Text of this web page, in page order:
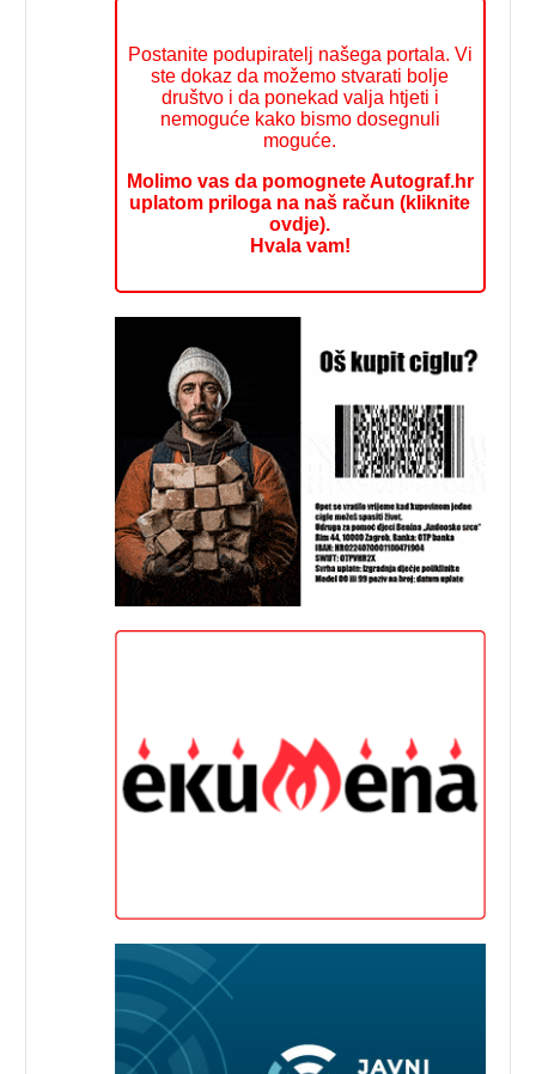
Postanite podupiratelj našega portala. Vi
ste dokaz da možemo stvarati bolje
društvo i da ponekad valja htjeti i
nemoguće kako bismo dosegnuli
moguće.
Molimo vas da pomognete Autograf.hr
uplatom priloga na naš račun (kliknite
ovdje).
Hvala vam!